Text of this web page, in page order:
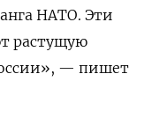
НАТО. Эти
растущую
— пишет